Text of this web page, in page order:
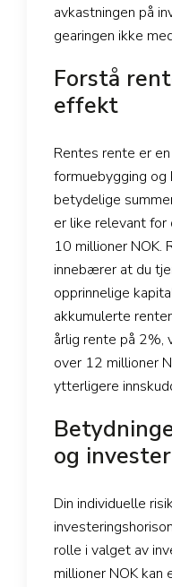
avkastningen på
gearingen ikke
Forstå
effekt
Rentes rente er
formuebygging
betydelige
er like relevant
10 millioner NOK.
innebærer at du
opprinnelige
akkumulerte
årlig rente på 2%,
over 12 millioner
ytterligere
og
Din individuelle
rolle i valget av
millioner NOK kan